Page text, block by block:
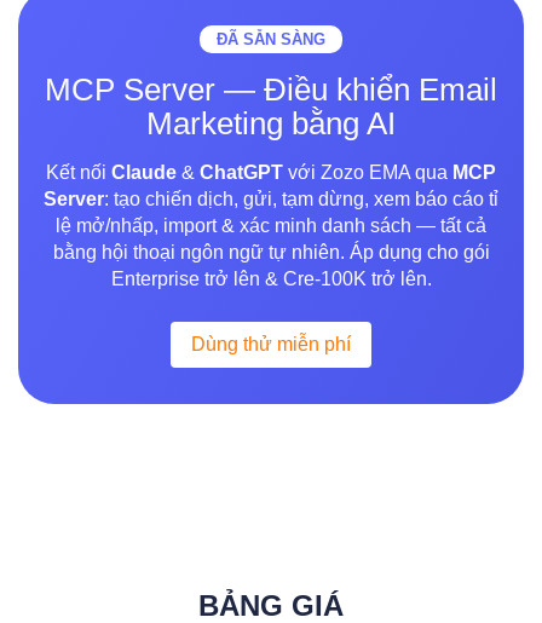
ĐÃ SẴN SÀNG
MCP Server — Điều khiển Email
Marketing bằng AI
Kết nối Claude & ChatGPT với Zozo EMA qua MCP
Server: tạo chiến dịch, gửi, tạm dừng, xem báo cáo tỉ
lệ mở/nhấp, import & xác minh danh sách — tất cả
bằng hội thoại ngôn ngữ tự nhiên. Áp dụng cho gói
Enterprise trở lên & Cre-100K trở lên.
Dùng thử miễn phí
BẢNG GIÁ